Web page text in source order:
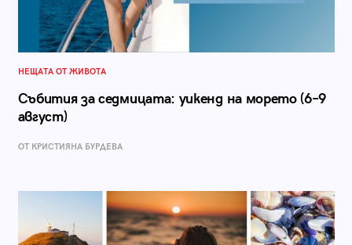
НЕЩАТА ОТ ЖИВОТА
Събития за седмицата: уикенд на морето (6–9
август)
ОТ КРИСТИЯНА БУРДЕВА